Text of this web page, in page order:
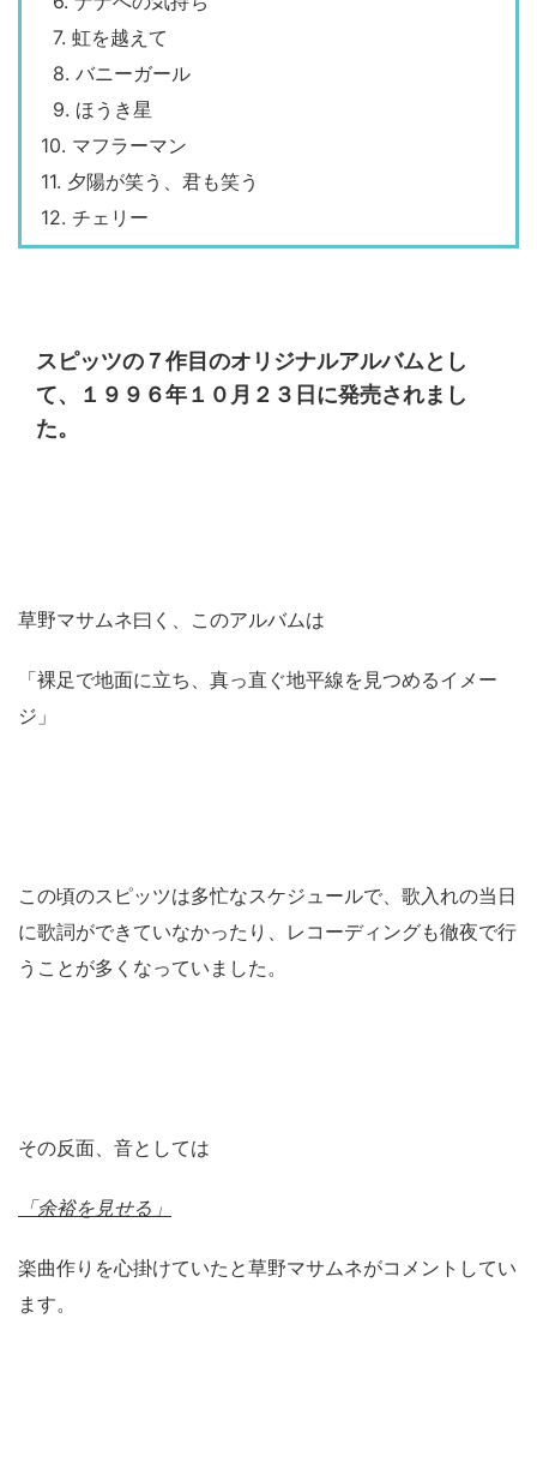
7. 虹を越えて
8. バニーガール
9. ほうき星
10. マフラーマン
11. 夕陽が笑う、君も笑う
12. チェリー
スピッツの７作目のオリジナルアルバムとし
て、１９９６年１０月２３日に発売されまし
た。
草野マサムネ曰く、このアルバムは
「裸足で地面に立ち、真っ直ぐ地平線を見つめるイメー
ジ」
この頃のスピッツは多忙なスケジュールで、歌入れの当日
に歌詞ができていなかったり、レコーディングも徹夜で行
うことが多くなっていました。
その反面、音としては
「余裕を見せる」
楽曲作りを心掛けていたと草野マサムネがコメントしてい
ます。